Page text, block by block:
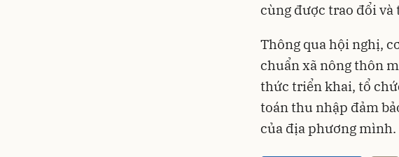
cùng được trao đổi và
Thông qua hội nghị,
chuẩn xã nông thôn
thức triển khai, tổ
toán thu nhập đảm
của địa phương mình.